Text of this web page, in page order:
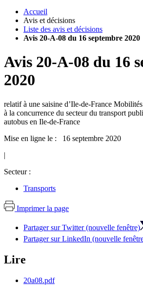
Accueil
Avis et décisions
Liste des avis et décisions
Avis 20-A-08 du 16 septembre 2020
Avis 20-A-08 du 16
2020
relatif à une saisine d’Ile-de-France
à la concurrence du secteur du transport
autobus en Ile-de-France
Mise en ligne le : 16 septembre 2020
|
Secteur :
Transports
Imprimer la page
Partager sur Twitter (nouvelle fenêtre)
Partager sur LinkedIn (nouvelle
Lire
20a08.pdf